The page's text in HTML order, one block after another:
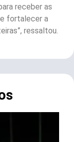
receber as
fortalecer a
ressaltou.